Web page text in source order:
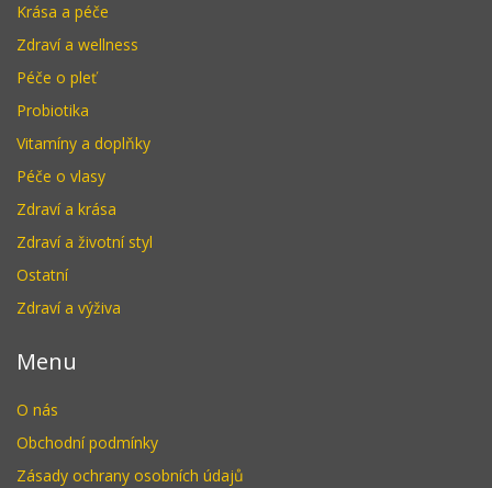
Krása a péče
Zdraví a wellness
Péče o pleť
Probiotika
Vitamíny a doplňky
Péče o vlasy
Zdraví a krása
Zdraví a životní styl
Ostatní
Zdraví a výživa
Menu
O nás
Obchodní podmínky
Zásady ochrany osobních údajů